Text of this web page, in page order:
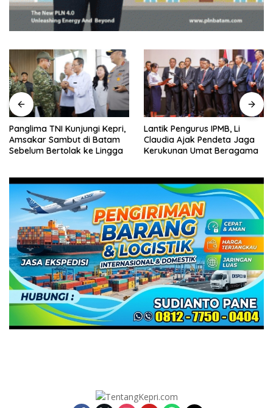
Panglima TNI Kunjungi Kepri,
Amsakar Sambut di Batam
Sebelum Bertolak ke Lingga
Lantik Pengurus IPMB, Li
Claudia Ajak Pendeta Jaga
Kerukunan Umat Beragama